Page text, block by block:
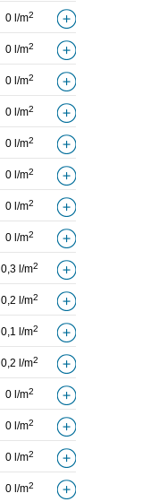
0 l/m2
0 l/m2
0 l/m2
0 l/m2
0 l/m2
0 l/m2
0 l/m2
0 l/m2
0,3 l/m2
0,2 l/m2
0,1 l/m2
0,2 l/m2
0 l/m2
0 l/m2
0 l/m2
0 l/m2